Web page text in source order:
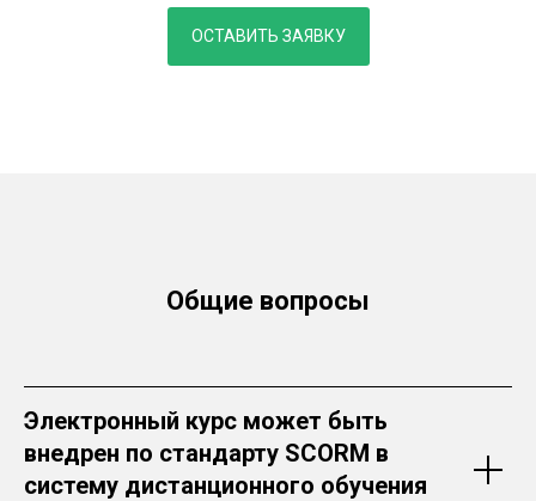
ОСТАВИТЬ ЗАЯВКУ
Общие вопросы
Электронный курс может быть
внедрен по стандарту SCORM в
систему дистанционного обучения